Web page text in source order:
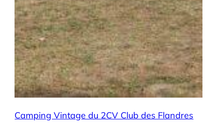
Camping Vintage du 2CV Club des Flandres